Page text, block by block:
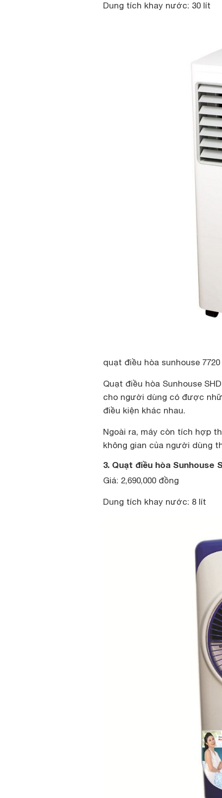
Dung tích khay nước: 30 lít
quạt điều hòa sunhouse 7720
Quạt điều hòa Sunhouse
cho người dùng có được
điều kiện khác nhau.
Ngoài ra, máy còn tích hợp
không gian của người dùng
3. Quạt điều hòa Sunhouse
Giá: 2,690,000 đồng
Dung tích khay nước: 8 lít